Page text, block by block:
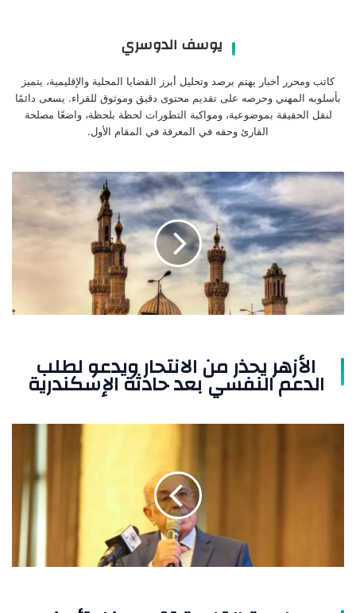
يوسف الدوسري
كاتب ومحرر أخبار يهتم برصد وتحليل أبرز القضايا المحلية والإقليمية، يتميز
بأسلوبه المهني وحرصه على تقديم محتوى دقيق وموثوق للقراء. يسعى دائمًا
لنقل الحقيقة بموضوعية، ومواكبة التطورات لحظة بلحظة، واضعًا مصلحة
القارئ وحقه في المعرفة في المقام الأول.
الأزهر
يحذر
من
الانتحار
ويدعو
لطلب
الدعم
النفسي
بعد
الأزهر يحذر من الانتحار ويدعو لطلب
الدعم النفسي بعد حادثة الإسكندرية
الأسبوع